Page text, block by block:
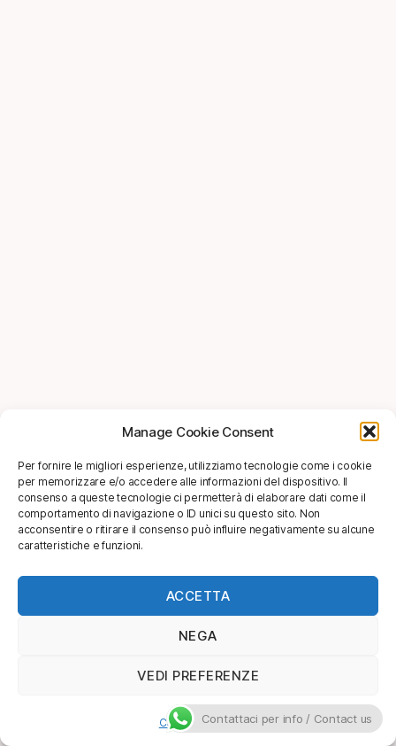
Manage Cookie Consent
Per fornire le migliori esperienze, utilizziamo tecnologie come i cookie
per memorizzare e/o accedere alle informazioni del dispositivo. Il
consenso a queste tecnologie ci permetterà di elaborare dati come il
comportamento di navigazione o ID unici su questo sito. Non
acconsentire o ritirare il consenso può influire negativamente su alcune
caratteristiche e funzioni.
ACCETTA
NEGA
VEDI PREFERENZE
Cookie PolicyContattaci per info / Contact us